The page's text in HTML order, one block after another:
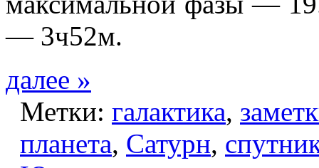
— 3ч52м.
далее »
Метки: галактика,
планета, Сатурн,